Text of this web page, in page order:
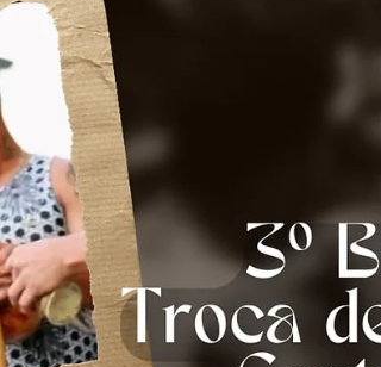
Pastoral da Terra (CPT) lança, na próxima
segunda-feira, dia 22 de abril, a 38ª edição